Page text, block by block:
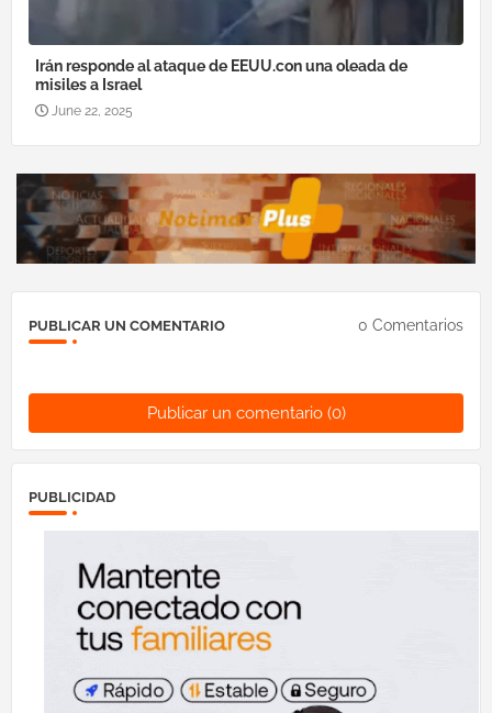
Irán responde al ataque de EEUU.con una oleada de
misiles a Israel
June 22, 2025
PUBLICAR UN COMENTARIO 0 Comentarios
Publicar un comentario (0)
PUBLICIDAD